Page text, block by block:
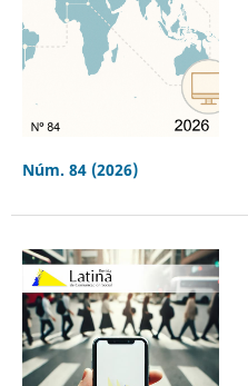
Núm. 84 (2026)